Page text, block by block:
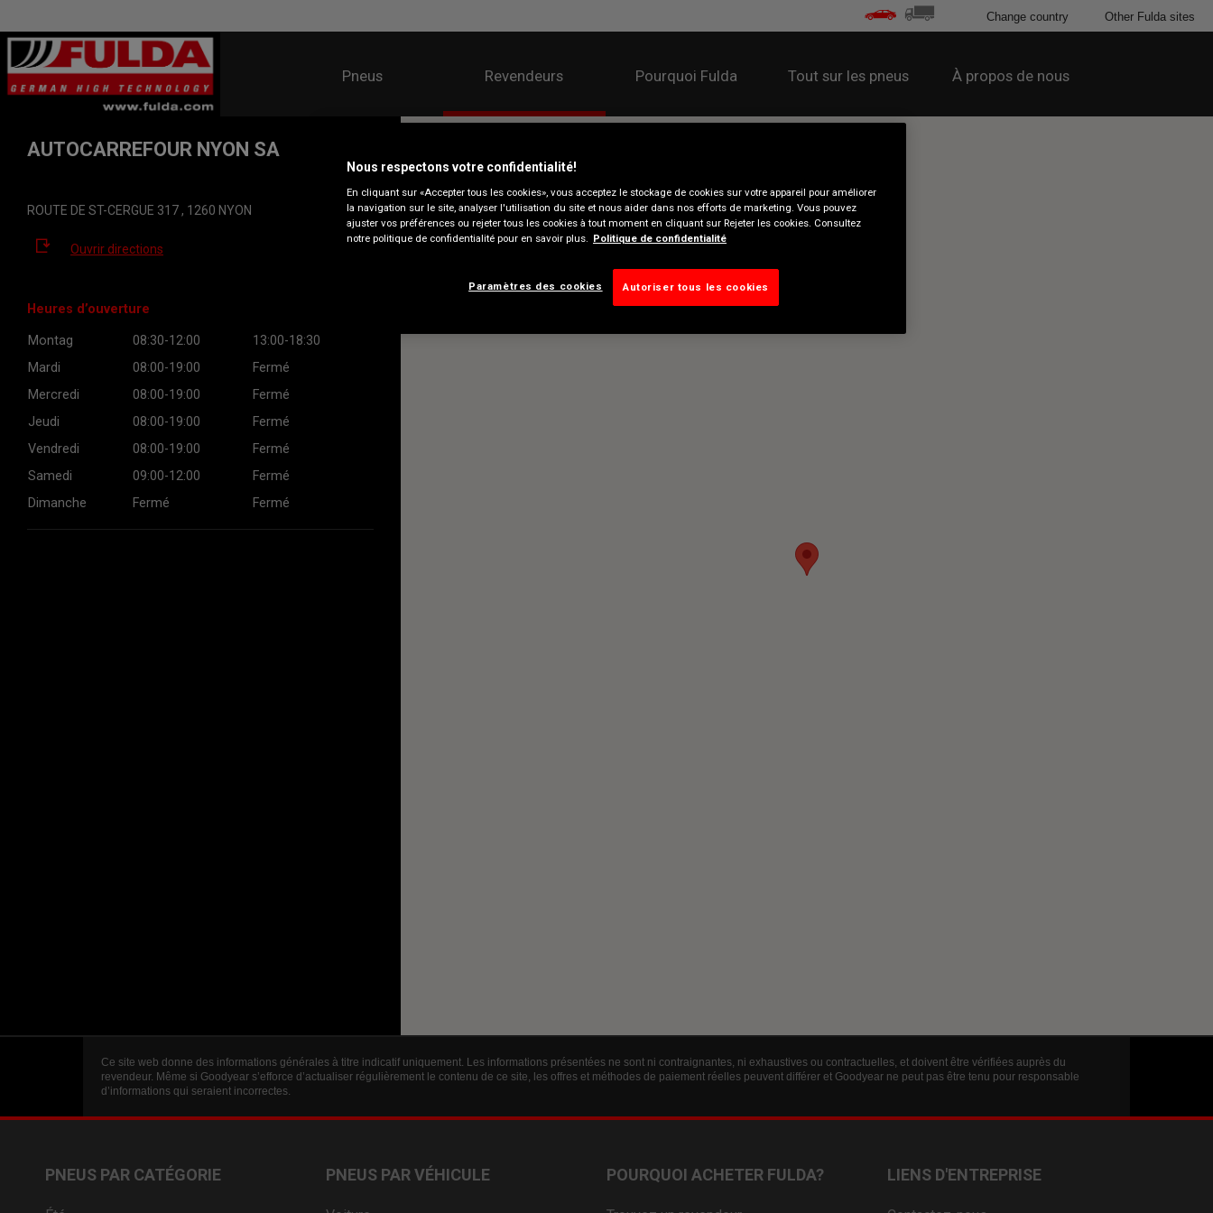
Pneus Revendeurs Pourquoi Fulda Tout sur les pneus À propos de nous
Change country Other Fulda sites
AUTOCARREFOUR NYON SA
ROUTE DE ST-CERGUE 317 , 1260 NYON
Ouvrir directions
Heures d’ouverture
Montag 08:30-12:00
13:00-18:30
Mardi
08:00-19:00
Fermé
Mercredi
08:00-19:00
Fermé
Jeudi
08:00-19:00
Fermé
Vendredi
08:00-19:00
Fermé
Samedi
09:00-12:00
Fermé
Dimanche
Fermé Fermé
Ce site web donne des informations générales à titre indicatif uniquement. Les informations présentées ne sont ni contraignantes, ni exhaustives ou contractuelles, et doivent être vérifiées auprès du
revendeur. Même si Goodyear s’efforce d’actualiser régulièrement le contenu de ce site, les offres et méthodes de paiement réelles peuvent différer et Goodyear ne peut pas être tenu pour responsable
d’informations qui seraient incorrectes.
PNEUS PAR CATÉGORIE PNEUS PAR VÉHICULE POURQUOI ACHETER FULDA? LIENS D'ENTREPRISE
Nous respectons votre confidentialité!
En cliquant sur «Accepter tous les cookies», vous acceptez le stockage de cookies sur votre appareil pour améliorer
la navigation sur le site, analyser l'utilisation du site et nous aider dans nos efforts de marketing. Vous pouvez
ajuster vos préférences ou rejeter tous les cookies à tout moment en cliquant sur Rejeter les cookies. Consultez
notre politique de confidentialité pour en savoir plus.
Politique de confidentialité
Paramètres des cookies Autoriser tous les cookies